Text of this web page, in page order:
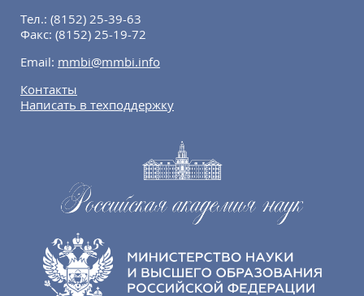
Тел.: (8152) 25-39-63
Факс: (8152) 25-19-72
Email: mmbi@mmbi.info
Контакты
Написать в техподдержку